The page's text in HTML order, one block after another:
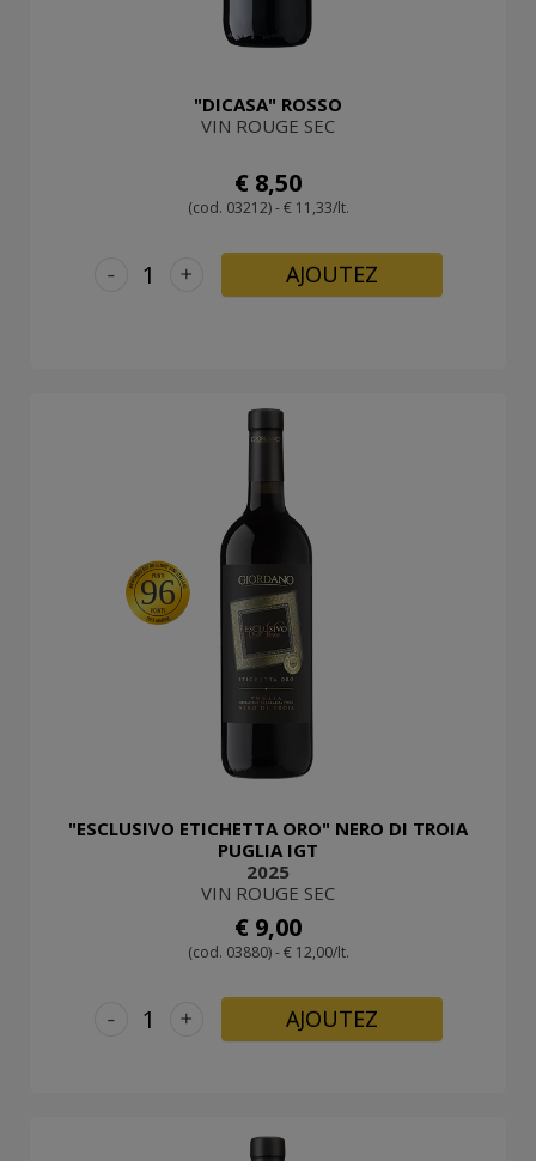
"DICASA" ROSSO
VIN ROUGE SEC
€ 8,50
(cod. 03212) - € 11,33/lt.
+
- AJOUTEZ
96
"ESCLUSIVO ETICHETTA ORO" NERO DI TROIA
PUGLIA IGT
2025
VIN ROUGE SEC
€ 9,00
(cod. 03880) - € 12,00/lt.
+
- AJOUTEZ